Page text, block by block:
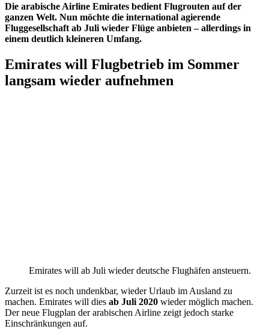
Die arabische Airline Emirates bedient Flugrouten auf der
ganzen Welt. Nun möchte die international agierende
Fluggesellschaft ab Juli wieder Flüge anbieten – allerdings in
einem deutlich kleineren Umfang.
Emirates will Flugbetrieb im Sommer
langsam wieder aufnehmen
Emirates will ab Juli wieder deutsche Flughäfen ansteuern.
Zurzeit ist es noch undenkbar, wieder Urlaub im Ausland zu
machen. Emirates will dies ab Juli 2020 wieder möglich machen.
Der neue Flugplan der arabischen Airline zeigt jedoch starke
Einschränkungen auf.